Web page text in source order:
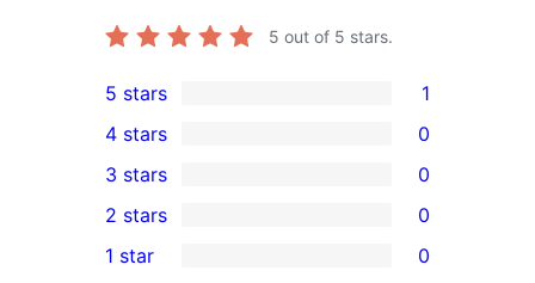
5 out of 5 stars.
1
5-
star
review
5 stars 1
4-
star
reviews
4 stars 0
0
3-
star
3 stars 0
2-
2 stars 0
1 star 0